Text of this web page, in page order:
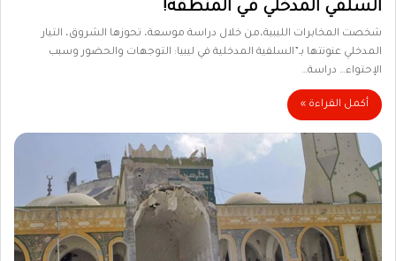
السلفي المدخلي في المنطقة!
شخصت المخابرات الليبية،من خلال دراسة موسعة، تحوزها الشروق، التيار
المدخلي عنونتها بـ”السلفية المدخلية في ليبيا: التوجهات والحضور وسبب
الإحتواء… دراسة…
أكمل القراءة »